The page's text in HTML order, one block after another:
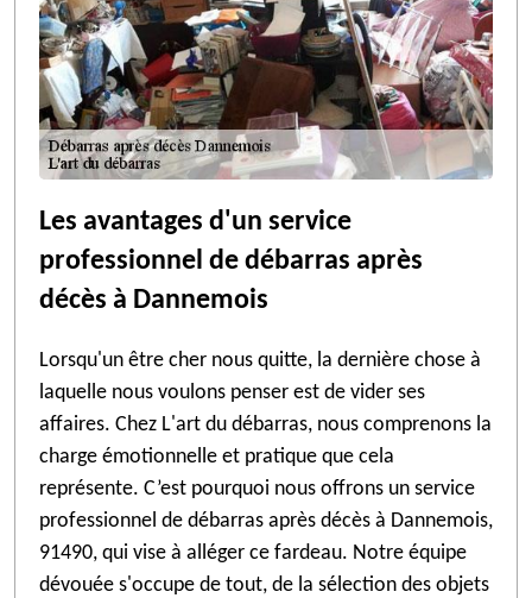
Les avantages d'un service
professionnel de débarras après
décès à Dannemois
Lorsqu'un être cher nous quitte, la dernière chose à
laquelle nous voulons penser est de vider ses
affaires. Chez L'art du débarras, nous comprenons la
charge émotionnelle et pratique que cela
représente. C’est pourquoi nous offrons un service
professionnel de débarras après décès à Dannemois,
91490, qui vise à alléger ce fardeau. Notre équipe
dévouée s'occupe de tout, de la sélection des objets